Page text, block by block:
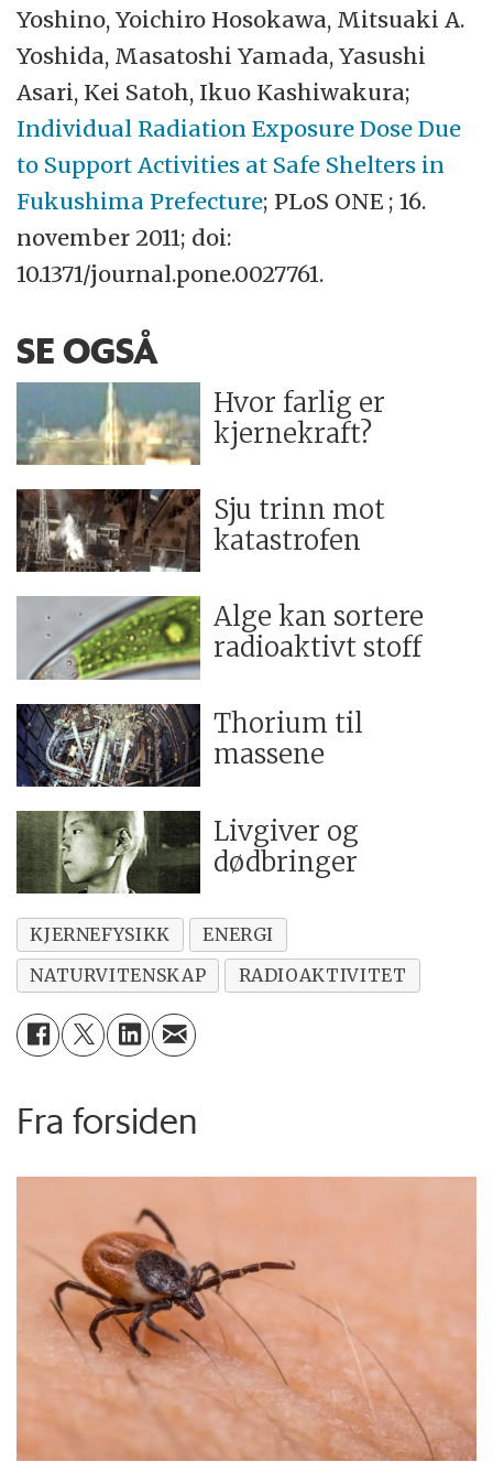
Yoshino, Yoichiro Hosokawa, Mitsuaki A.
Yoshida, Masatoshi Yamada, Yasushi
Asari, Kei Satoh, Ikuo Kashiwakura;
Individual Radiation Exposure Dose Due
to Support Activities at Safe Shelters in
Fukushima Prefecture; PLoS ONE ; 16.
november 2011; doi:
10.1371/journal.pone.0027761.
SE OGSÅ
Hvor farlig er
kjernekraft?
Sju trinn mot
katastrofen
Alge kan sortere
radioaktivt stoff
Thorium til
massene
Livgiver og
dødbringer
KJERNEFYSIKK
ENERGI
NATURVITENSKAP
RADIOAKTIVITET
Fra forsiden